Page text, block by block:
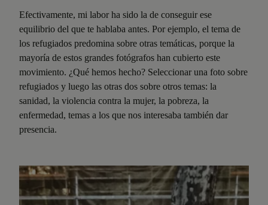
Efectivamente, mi labor ha sido la de conseguir ese
equilibrio del que te hablaba antes. Por ejemplo, el tema de
los refugiados predomina sobre otras temáticas, porque la
mayoría de estos grandes fotógrafos han cubierto este
movimiento. ¿Qué hemos hecho? Seleccionar una foto sobre
refugiados y luego las otras dos sobre otros temas: la
sanidad, la violencia contra la mujer, la pobreza, la
enfermedad, temas a los que nos interesaba también dar
presencia.